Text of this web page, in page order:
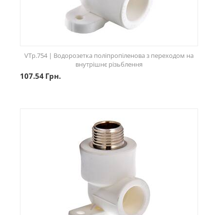
VTp.754 | Водорозетка поліпропіленова з переходом на
внутрішнє різьблення
107.54 Грн.